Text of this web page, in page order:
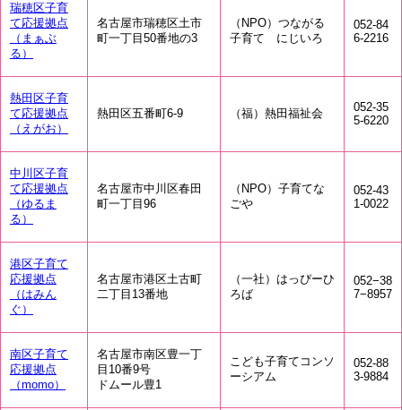
瑞穂区子育
て応援拠点
（まぁぶ
る）
名古屋市瑞穂区土市
町一丁目50番地の3
（NPO）つながる
子育て にじいろ
052-84
6-2216
熱田区子育
て応援拠点
（えがお）
熱田区五番町6-9 （福）熱田福祉会
052-35
5-6220
中川区子育
て応援拠点
（ゆるま
る）
名古屋市中川区春田
町一丁目96
（NPO）子育てな
ごや
052-43
1-0022
港区子育て
応援拠点
（はみん
ぐ）
名古屋市港区土古町
二丁目13番地
（一社）はっぴーひ
ろば
052−38
7−8957
南区子育て
応援拠点
（momo）
名古屋市南区豊一丁
目10番9号
ドムール豊1
こども子育てコンソ
ーシアム
052-88
3-9884